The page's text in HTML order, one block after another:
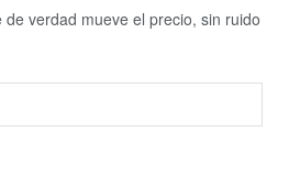
verdad mueve el precio, sin ruido